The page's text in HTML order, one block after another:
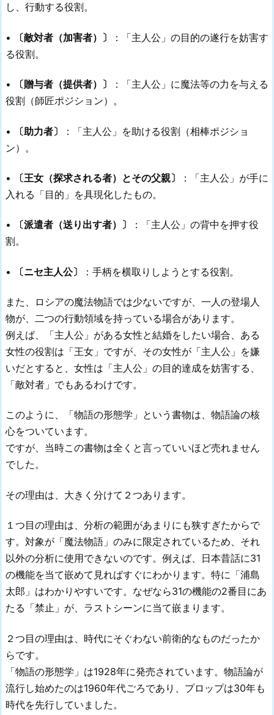
し、行動する役割。
• 〔敵対者（加害者）〕
：「主人公」の目的の遂行を妨害す
る役割。
• 〔贈与者（提供者）〕
：「主人公」に魔法等の力を与える
役割（師匠ポジション）。
• 〔助力者〕
：「主人公」を助ける役割（相棒ポジショ
ン）。
• 〔王女（探求される者）とその父親〕
：「主人公」が手に
入れる「目的」を具現化したもの。
• 〔派遣者（送り出す者）〕
：「主人公」の背中を押す役
割。
• 〔ニセ主人公〕 ：手柄を横取りしようとする役割。
また、ロシアの魔法物語では少ないですが、一人の登場人
物が、二つの行動領域を持っている場合があります。
例えば、「主人公」がある女性と結婚をしたい場合、ある
女性の役割は「王女」ですが、その女性が「主人公」を嫌
いだとすると、女性は「主人公」の目的達成を妨害する、
「敵対者」でもあるわけです。
このように、「物語の形態学」という書物は、物語論の核
心をついています。
ですが、当時この書物は全くと言っていいほど売れません
でした。
その理由は、大きく分けて２つあります。
１つ目の理由は、分析の範囲があまりにも狭すぎたからで
す。対象が「魔法物語」のみに限定されているため、それ
以外の分析に使用できないのです。例えば、日本昔話に31
の機能を当て嵌めて見ればすぐにわかります。特に「浦島
太郎」はわかりやすいです。なぜなら31の機能の2番目にあ
たる「禁止」が、ラストシーンに当て嵌まります。
２つ目の理由は、時代にそぐわない前衛的なものだったか
らです。
「物語の形態学」は1928年に発売されています。物語論が
流行し始めたのは1960年代ごろであり、プロップは30年も
時代を先行していました。